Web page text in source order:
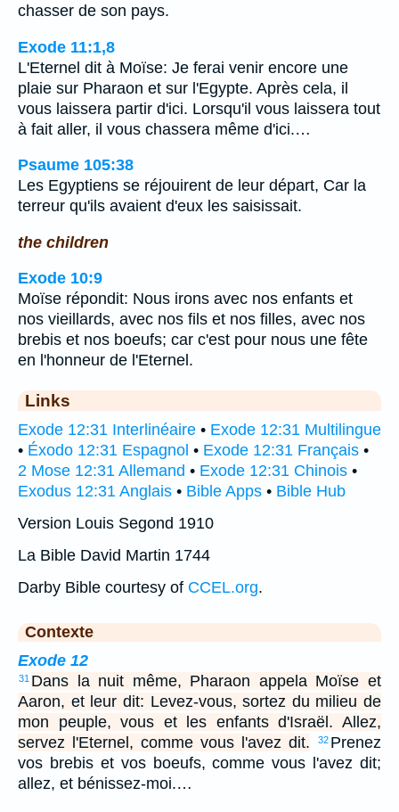
chasser de son pays.
Exode 11:1,8
L'Eternel dit à Moïse: Je ferai venir encore une
plaie sur Pharaon et sur l'Egypte. Après cela, il
vous laissera partir d'ici. Lorsqu'il vous laissera tout
à fait aller, il vous chassera même d'ici.…
Psaume 105:38
Les Egyptiens se réjouirent de leur départ, Car la
terreur qu'ils avaient d'eux les saisissait.
the children
Exode 10:9
Moïse répondit: Nous irons avec nos enfants et
nos vieillards, avec nos fils et nos filles, avec nos
brebis et nos boeufs; car c'est pour nous une fête
en l'honneur de l'Eternel.
Links
Exode 12:31 Interlinéaire • Exode 12:31 Multilingue
• Éxodo 12:31 Espagnol • Exode 12:31 Français •
2 Mose 12:31 Allemand • Exode 12:31 Chinois •
Exodus 12:31 Anglais • Bible Apps • Bible Hub
Version Louis Segond 1910
La Bible David Martin 1744
Darby Bible courtesy of CCEL.org.
Contexte
Exode 12
31 Dans la nuit même, Pharaon appela Moïse et
Aaron, et leur dit: Levez-vous, sortez du milieu de
mon peuple, vous et les enfants d'Israël. Allez,
servez l'Eternel, comme vous l'avez dit.
32 Prenez
vos brebis et vos boeufs, comme vous l'avez dit;
allez, et bénissez-moi.…